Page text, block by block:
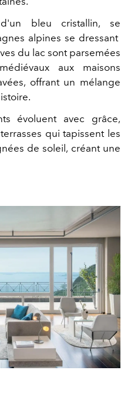
bleu cristallin, se
alpines se dressant
du lac sont parsemées
aux maisons
offrant un mélange
évoluent avec grâce,
qui tapissent les
de soleil, créant une